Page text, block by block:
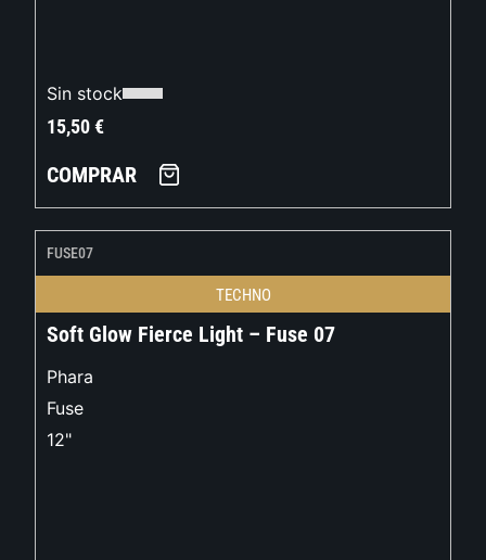
Sin stock
15,50€
COMPRAR
FUSE07
TECHNO
Soft Glow Fierce Light – Fuse 07
Phara
Fuse
12"